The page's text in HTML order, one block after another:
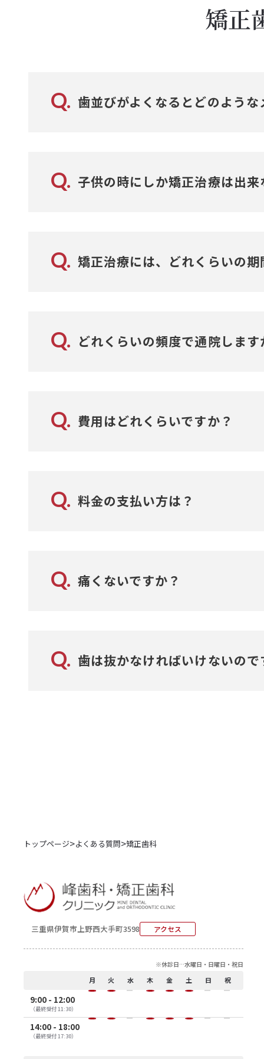
矯正
Q. 歯並びがよくなるとどのよう
歯磨きがしやすくなることによって虫歯や
さらに、噛み合わせと全身的な健康は密接
Q. 子供の時にしか矯正治療は出来
Q. 矯正治療には、どれくらいの期
Q. どれくらいの頻度で通院します
Q. 費用はどれくらいですか？
Q. 料金の支払い方は？
また、カードによるお支払いや銀行振込み
Q. 痛くないですか？
主に食事の際に噛むと痛みを感じることが
Q. 歯は抜かなければいけないので
トップページ>よくある質問>矯正歯科
三重県伊賀市上野西大手町3598 アクセス
※休診日…水曜日・日曜日・祝日
月 火 水 木 金 土 日 祝
9:00 - 12:00
（最終受付 11:30）
14:00 - 18:00
（最終受付 17:30）